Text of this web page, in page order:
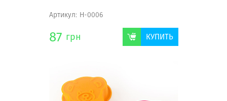
Артикул: Н-0006
87 грн КУПИТЬ